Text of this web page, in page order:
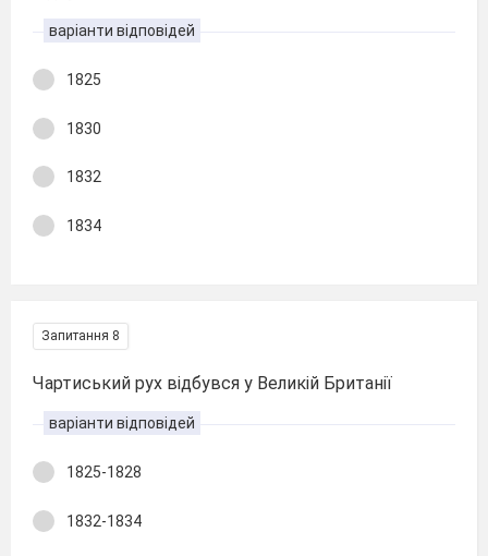
варіанти відповідей
1825
1830
1832
1834
Запитання 8
Чартиський рух відбувся у Великій Британії
варіанти відповідей
1825-1828
1832-1834